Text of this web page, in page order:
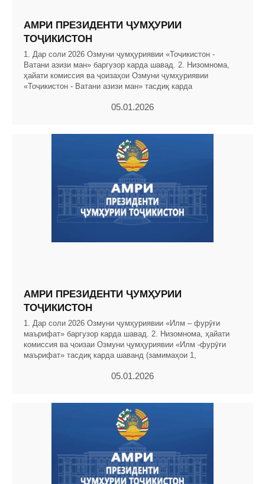
АМРИ ПРЕЗИДЕНТИ ҶУМҲУРИИ
ТОҶИКИСТОН
1. Дар соли 2026 Озмуни ҷумҳуриявии «Тоҷикистон -
Ватани азизи ман» баргузор карда шавад. 2. Низомнома,
ҳайати комиссия ва ҷоизаҳои Озмуни ҷумҳуриявии
«Тоҷикистон - Ватани азизи ман» тасдиқ карда
05.01.2026
АМРИ ПРЕЗИДЕНТИ ҶУМҲУРИИ
ТОҶИКИСТОН
1. Дар соли 2026 Озмуни ҷумҳуриявии «Илм – фурӯғи
маърифат» баргузор карда шавад. 2. Низомнома, ҳайати
комиссия ва ҷоизаи Озмуни ҷумҳуриявии «Илм -фурӯғи
маърифат» тасдиқ карда шаванд (замимаҳои 1,
05.01.2026